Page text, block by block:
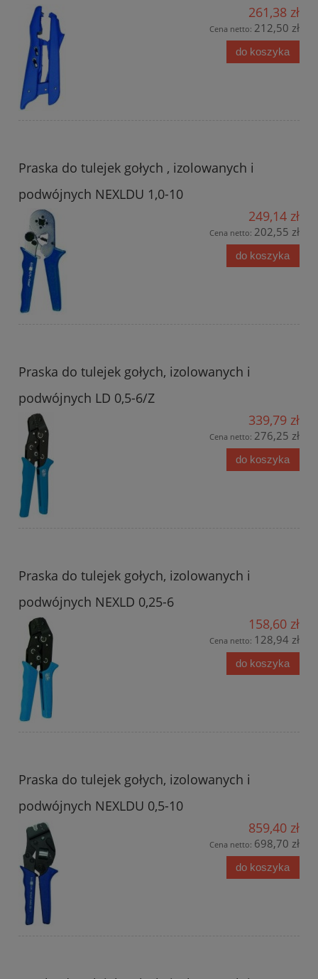
261,38 zł
Cena netto: 212,50 zł
do koszyka
Praska do tulejek gołych , izolowanych i
podwójnych NEXLDU 1,0-10
249,14 zł
Cena netto: 202,55 zł
do koszyka
Praska do tulejek gołych, izolowanych i
podwójnych LD 0,5-6/Z
339,79 zł
Cena netto: 276,25 zł
do koszyka
Praska do tulejek gołych, izolowanych i
podwójnych NEXLD 0,25-6
158,60 zł
Cena netto: 128,94 zł
do koszyka
Praska do tulejek gołych, izolowanych i
podwójnych NEXLDU 0,5-10
859,40 zł
Cena netto: 698,70 zł
do koszyka